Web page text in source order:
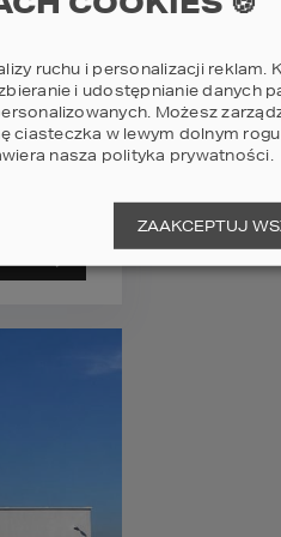
na lato
ruchu i personalizacji reklam.
i udostępnianie danych
Możesz
ciasteczka w lewym dolnym
nasza polityka prywatności.
ZAAKCEPTUJ